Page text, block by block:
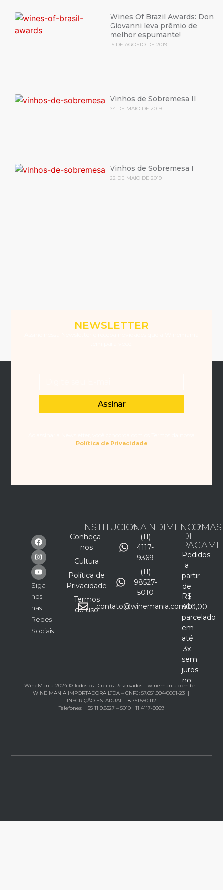
Wines Of Brazil Awards: Don
Giovanni leva prêmio de
melhor espumante!
15 DE AGOSTO DE 2019
Vinhos de Sobremesa II
24 DE MAIO DE 2019
Vinhos de Sobremesa I
22 DE MAIO DE 2019
NEWSLETTER
Assinar
Política de Privacidade
Siga-
nos
nas
Redes
Sociais
INSTITUCIONAL
Conheça-
nos
Cultura
Política de
Privacidade
Termos
de uso
ATENDIMENTO
(11)
4117-
9369
(11)
98527-
5010
contato@winemania.com.br
FORMAS
DE
Pedidos
a
partir
de
R$
300,00
parcelado
em
até
3x
sem
juros
no
cartão
WineMania 2024 © Todos os Direitos Reservados – winemania.com.br –
WINE MANIA IMPORTADORA LTDA – CNPJ: 57.651.994/0001-23 |
INSCRIÇÃO ESTADUAL:118.751.550.112
Telefones: + 55 11 9.8527 – 5010 | 11 4117-9369